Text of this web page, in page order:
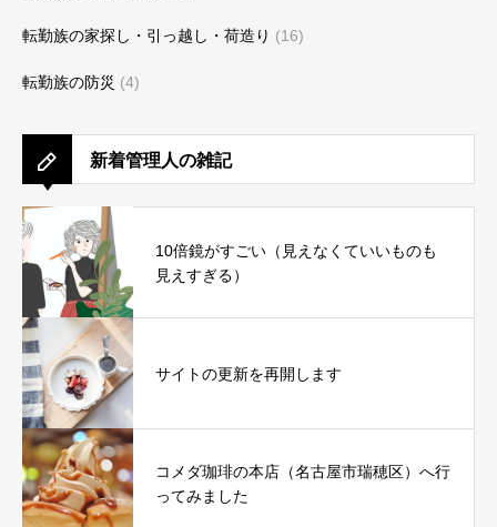
転勤族の家探し・引っ越し・荷造り (16)
転勤族の防災 (4)
新着管理人の雑記
10倍鏡がすごい（見えなくていいものも
見えすぎる）
サイトの更新を再開します
コメダ珈琲の本店（名古屋市瑞穂区）へ行
ってみました